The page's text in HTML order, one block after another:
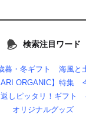
検索注目ワード
暮・冬ギフト
海風と
ORGANIC】特集
しピッタリ！ギフト
オリジナルグッズ